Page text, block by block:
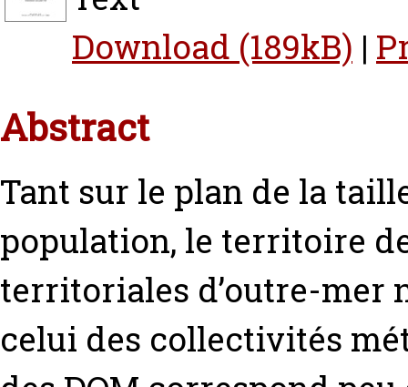
Download (189kB) |
Abstract
Tant sur le plan de la
population, le territoire
territoriales d’outre-mer
celui des collectivités